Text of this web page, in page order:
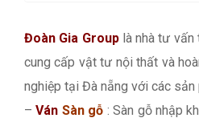
Đoàn Gia Grouplà nhà tư vấn
cung cấp vật tư nội thất và
nghiệp tại Đà nẵng với các sản
–Ván Sàn gỗ : Sàn gỗ nhập